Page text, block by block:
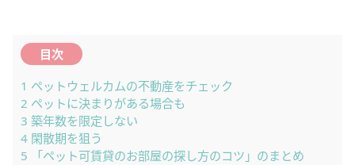
目次
1 ペットウェルカムの不動産をチェック
2 ペットに決まりがある場合も
3 築年数を限定しない
4 閑散期を狙う
5 「ペット可賃貸のお部屋の探し方のコツ」のまとめ